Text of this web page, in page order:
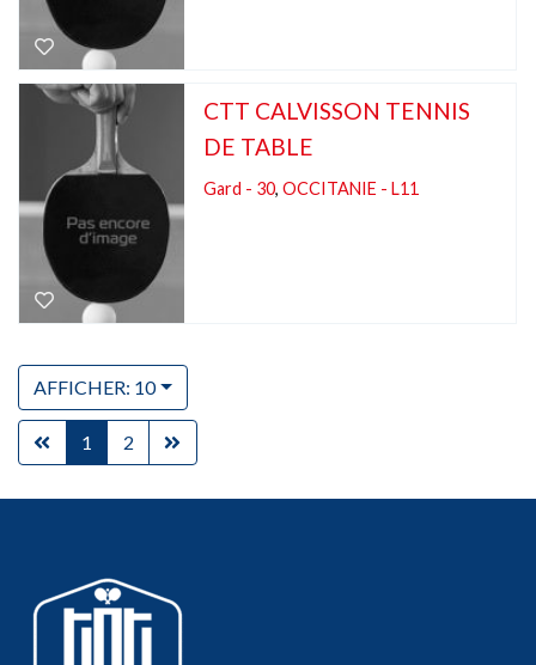
CTT CALVISSON TENNIS
DE TABLE
Gard - 30,OCCITANIE - L11
AFFICHER: 10
1 2